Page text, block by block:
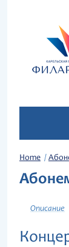
Home
Описание